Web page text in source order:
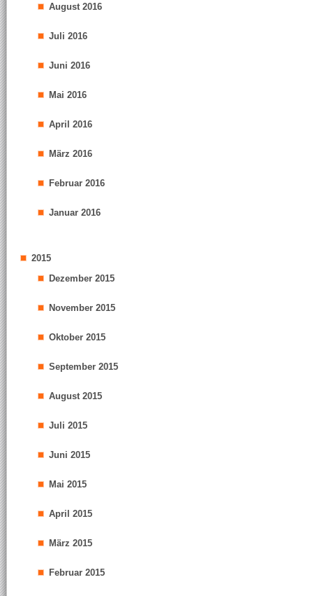
August 2016
Juli 2016
Juni 2016
Mai 2016
April 2016
März 2016
Februar 2016
Januar 2016
2015
Dezember 2015
November 2015
Oktober 2015
September 2015
August 2015
Juli 2015
Juni 2015
Mai 2015
April 2015
März 2015
Februar 2015